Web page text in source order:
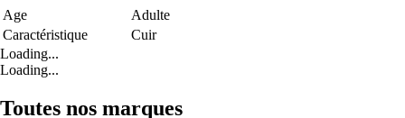
Age
Adulte
Caractéristique
Cuir
Loading...
Loading...
Toutes nos marques